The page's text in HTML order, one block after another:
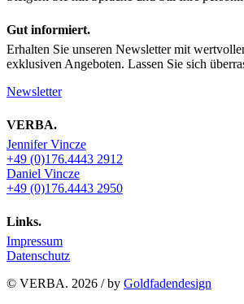
Gut informiert.
Erhalten Sie unseren Newsletter mit
exklusiven Angeboten. Lassen Sie sich
Newsletter
VERBA.
Jennifer Vincze
+49 (0)176.4443 2912
Daniel Vincze
+49 (0)176.4443 2950
Links.
Impressum
Datenschutz
© VERBA. 2026 / by Goldfadendesign